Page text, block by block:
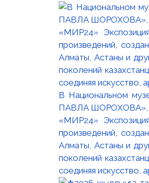
В Национальном
ПАВЛА ШОРОХОВА»,
«МИР24»
произведений,
Алматы, Астаны и
поколений
соединяя искусство,